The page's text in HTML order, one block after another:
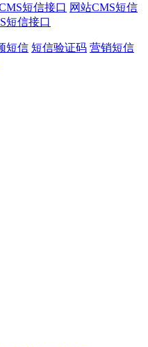
短信接口 网站CMS短信
短信接口
短信 短信验证码 营销短信